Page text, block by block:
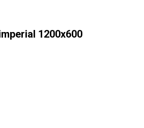
1200х600